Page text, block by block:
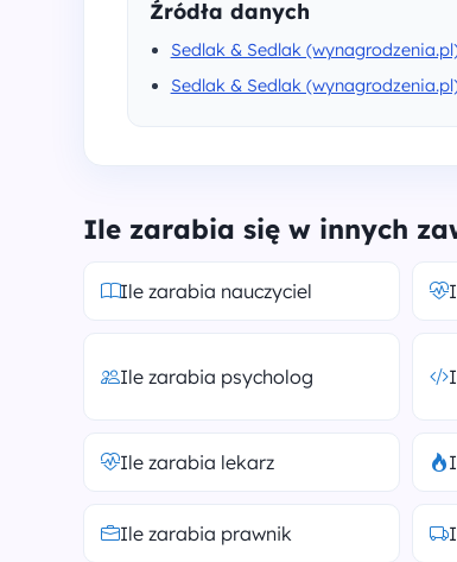
Źródła danych
Sedlak & Sedlak
Sedlak & Sedlak
Ile zarabia się w innych
Ile zarabia nauczyciel
Ile zarabia psycholog
Ile zarabia lekarz
Ile zarabia prawnik